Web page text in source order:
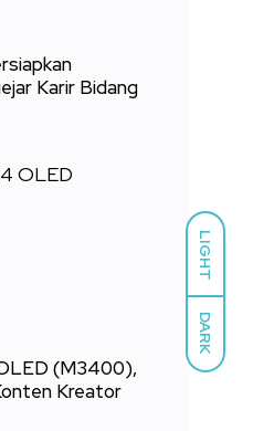
LIGHT
DARK
Karir Bidang
(M3400),
Kreator